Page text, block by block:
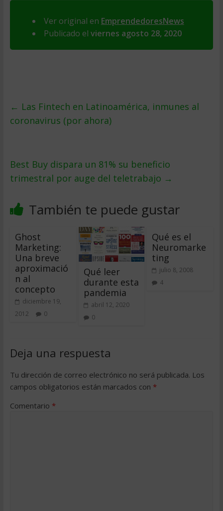
Ver original en EmprendedoresNews
Publicado el viernes agosto 28, 2020
← Las Fintech en Latinoamérica, inmunes al
coronavirus (por ahora)
Best Buy dispara un 81% su beneficio
trimestral por auge del teletrabajo →
También te puede gustar
Ghost
Marketing:
Una breve
aproximació
n al
concepto
diciembre 19,
2012
0
Qué leer
durante esta
pandemia
abril 12, 2020
0
Qué es el
Neuromarke
ting
julio 8, 2008
4
Deja una respuesta
Tu dirección de correo electrónico no será publicada. Los
campos obligatorios están marcados con *
Comentario *